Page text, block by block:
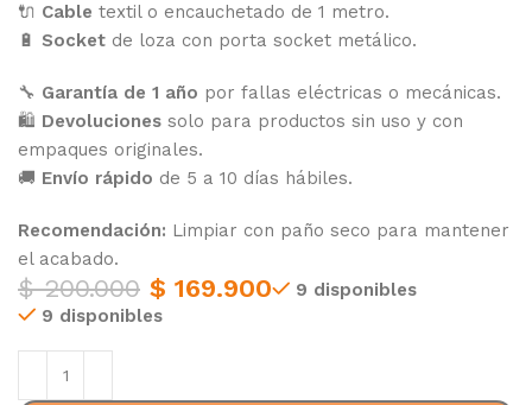
🔌 Cable textil o encauchetado de 1 metro.
🔋 Socket de loza con porta socket metálico.
🔧 Garantía de 1 año por fallas eléctricas o mecánicas.
🛍️ Devoluciones solo para productos sin uso y con
empaques originales.
🚚 Envío rápido de 5 a 10 días hábiles.
Recomendación: Limpiar con paño seco para mantener
el acabado.
$200.000 $ 169.900
9 disponibles
9 disponibles